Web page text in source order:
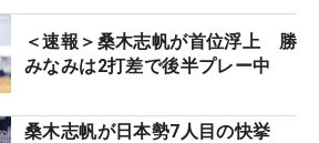
＜速報＞桑木志帆が首位浮上 勝
みなみは2打差で後半プレー中
桑木志帆が日本勢7人目の快挙